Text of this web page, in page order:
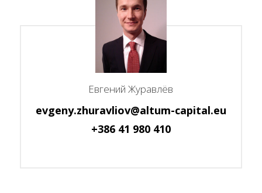
Евгений Журавлёв
evgeny.zhuravliov@altum-capital.eu
+386 41 980 410